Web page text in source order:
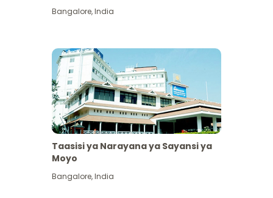
Bangalore,India
Taasisi ya Narayana ya Sayansi ya
Moyo
Bangalore,India